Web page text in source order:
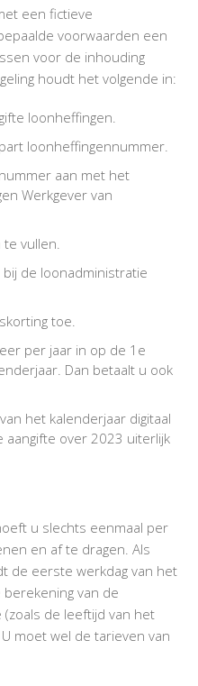
een fictieve
voorwaarden een
voor de inhouding
houdt het volgende in:
loonheffingen.
loonheffingennummer.
aan met het
Werkgever van
vullen.
de loonadministratie
toe.
per jaar in op de 1e
Dan betaalt u ook
het kalenderjaar digitaal
aangifte over 2023 uiterlijk
u slechts eenmaal per
en af te dragen. Als
de eerste werkdag van het
van de
de leeftijd van het
moet wel de tarieven van